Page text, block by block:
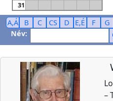
31
A,Á B C CS D E,É F G
Név:
–